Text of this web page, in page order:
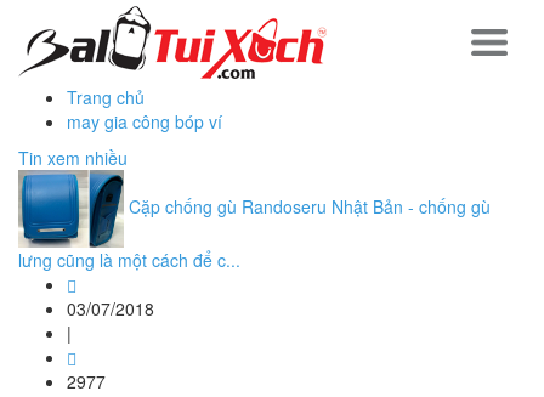
Trang chủ
may gia công bóp ví
Tin xem nhiều
Cặp chống gù Randoseru Nhật Bản - chống gù
lưng cũng là một cách để c...
03/07/2018
|
2977